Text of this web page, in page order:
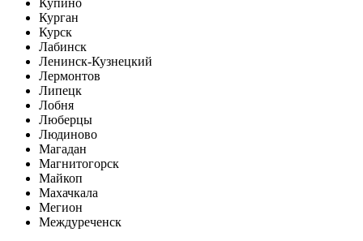
Курган
Курск
Лабинск
Ленинск-Кузнецкий
Лермонтов
Липецк
Лобня
Люберцы
Людиново
Магадан
Магнитогорск
Майкоп
Махачкала
Мегион
Междуреченск